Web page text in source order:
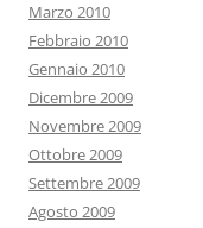
Marzo 2010
Febbraio 2010
Gennaio 2010
Dicembre 2009
Novembre 2009
Ottobre 2009
Settembre 2009
Agosto 2009